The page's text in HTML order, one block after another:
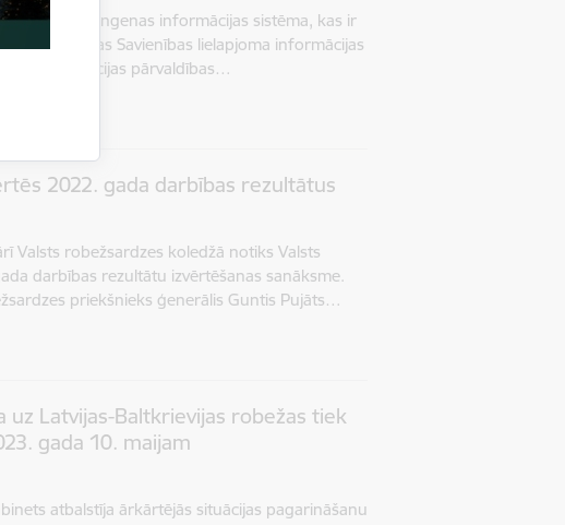
uzlabotā Šengenas informācijas sistēma, kas ir
ceļā uz Eiropas Savienības lielapjoma informācijas
un migrācijas pārvaldības…
2022. gada darbības rezultātus
Valsts robežsardzes koledžā notiks Valsts
darbības rezultātu izvērtēšanas sanāksme.
priekšnieks ģenerālis Guntis Pujāts…
uz Latvijas-Baltkrievijas robežas tiek
gada 10. maijam
atbalstīja ārkārtējās situācijas pagarināšanu